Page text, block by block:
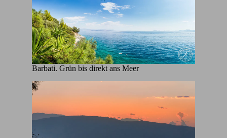
Barbati. Grün bis direkt ans Meer